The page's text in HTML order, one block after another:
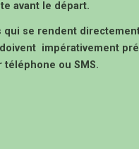
avant le départ.
qui se rendent
impérativement
téléphone ou SMS.